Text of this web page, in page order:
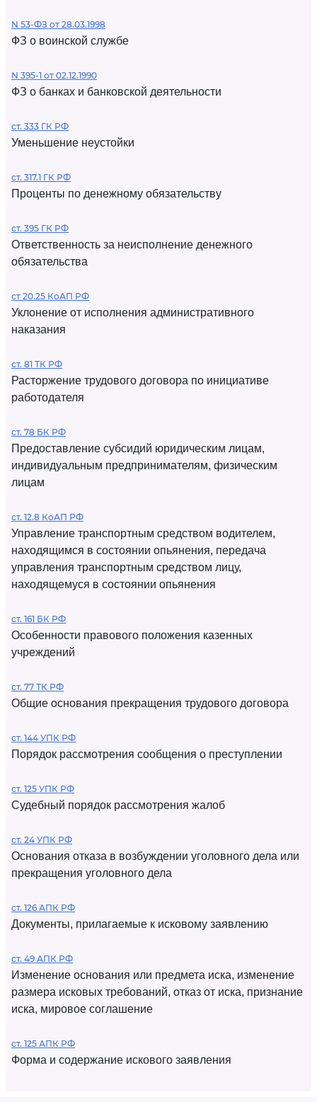
N 53-ФЗ от 28.03.1998
ФЗ о воинской службе
N 395-1 от 02.12.1990
ФЗ о банках и банковской деятельности
ст. 333 ГК РФ
Уменьшение неустойки
ст. 317.1 ГК РФ
Проценты по денежному обязательству
ст. 395 ГК РФ
Ответственность за неисполнение денежного
обязательства
ст 20.25 КоАП РФ
Уклонение от исполнения административного
наказания
ст. 81 ТК РФ
Расторжение трудового договора по инициативе
работодателя
ст. 78 БК РФ
Предоставление субсидий юридическим лицам,
индивидуальным предпринимателям, физическим
лицам
ст. 12.8 КоАП РФ
Управление транспортным средством водителем,
находящимся в состоянии опьянения, передача
управления транспортным средством лицу,
находящемуся в состоянии опьянения
ст. 161 БК РФ
Особенности правового положения казенных
учреждений
ст. 77 ТК РФ
Общие основания прекращения трудового договора
ст. 144 УПК РФ
Порядок рассмотрения сообщения о преступлении
ст. 125 УПК РФ
Судебный порядок рассмотрения жалоб
ст. 24 УПК РФ
Основания отказа в возбуждении уголовного дела или
прекращения уголовного дела
ст. 126 АПК РФ
Документы, прилагаемые к исковому заявлению
ст. 49 АПК РФ
Изменение основания или предмета иска, изменение
размера исковых требований, отказ от иска, признание
иска, мировое соглашение
ст. 125 АПК РФ
Форма и содержание искового заявления